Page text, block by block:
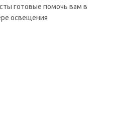
готовые помочь вам в
освещения